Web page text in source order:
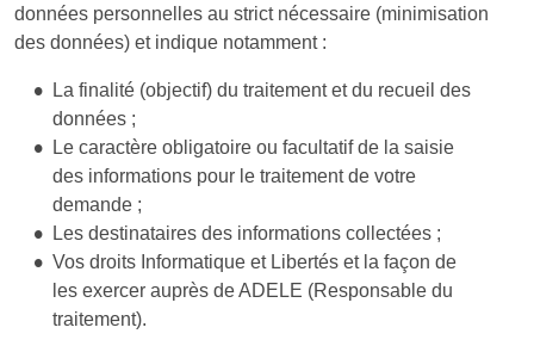
données personnelles au strict nécessaire (minimisation
des données) et indique notamment :
La finalité (objectif) du traitement et du recueil des
données ;
Le caractère obligatoire ou facultatif de la saisie
des informations pour le traitement de votre
demande ;
Les destinataires des informations collectées ;
Vos droits Informatique et Libertés et la façon de
les exercer auprès de ADELE (Responsable du
traitement).